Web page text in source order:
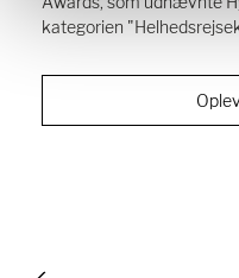
kategorien